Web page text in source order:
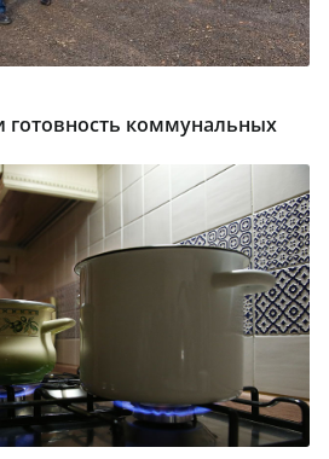
готовность коммунальных